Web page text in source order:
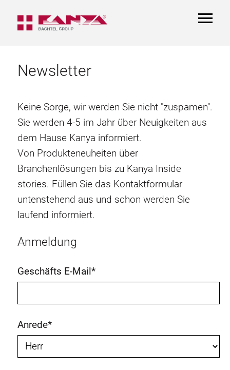
Newsletter
Keine Sorge, wir werden Sie nicht "zuspamen".
Sie werden 4-5 im Jahr über Neuigkeiten aus
dem Hause Kanya informiert.
Von Produkteneuheiten über
Branchenlösungen bis zu Kanya Inside
stories. Füllen Sie das Kontaktformular
untenstehend aus und schon werden Sie
laufend informiert.
Anmeldung
Geschäfts E-Mail*
Anrede*